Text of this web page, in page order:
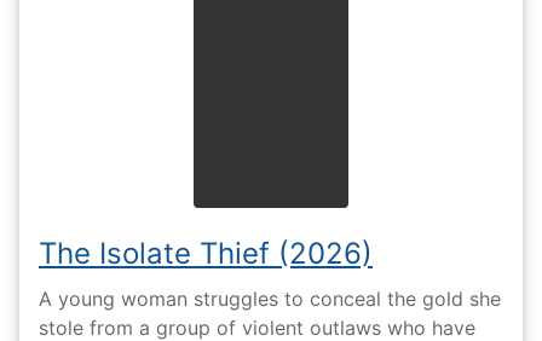
The Isolate Thief (2026)
A young woman struggles to conceal the gold she
stole from a group of violent outlaws who have